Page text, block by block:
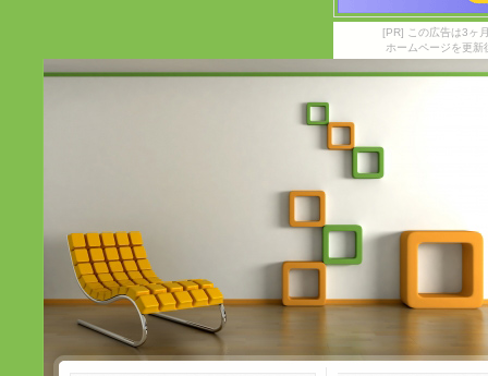
[PR] この広告は3ヶ
ホームページを更